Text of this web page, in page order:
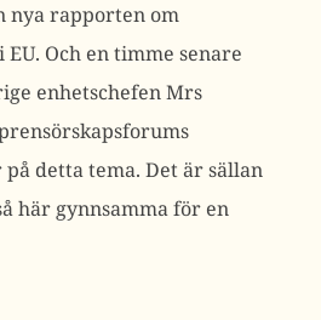
nya rapporten om
Och en timme senare
enhetschefen Mrs
detta tema. Det är sällan
här gynnsamma för en